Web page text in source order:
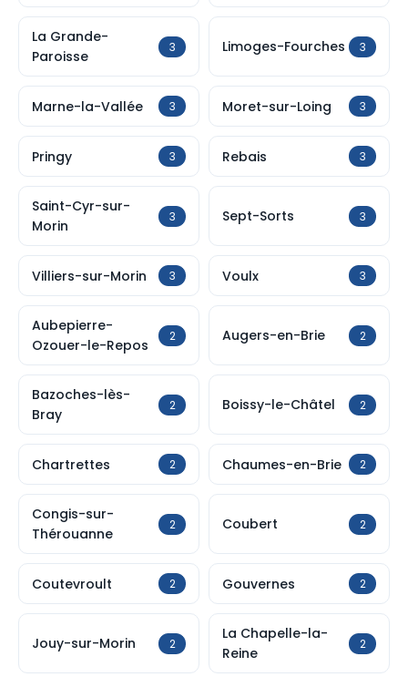
La Grande-
Paroisse
3 Limoges-Fourches 3
Marne-la-Vallée 3 Moret-sur-Loing 3
Pringy 3 Rebais 3
Saint-Cyr-sur-
Morin
3 Sept-Sorts 3
Villiers-sur-Morin 3 Voulx 3
Aubepierre-
Ozouer-le-Repos
2 Augers-en-Brie 2
Bazoches-lès-
Bray
2 Boissy-le-Châtel 2
Chartrettes 2 Chaumes-en-Brie 2
Congis-sur-
Thérouanne
2 Coubert 2
Coutevroult 2 Gouvernes 2
Jouy-sur-Morin 2
La Chapelle-la-
Reine
2